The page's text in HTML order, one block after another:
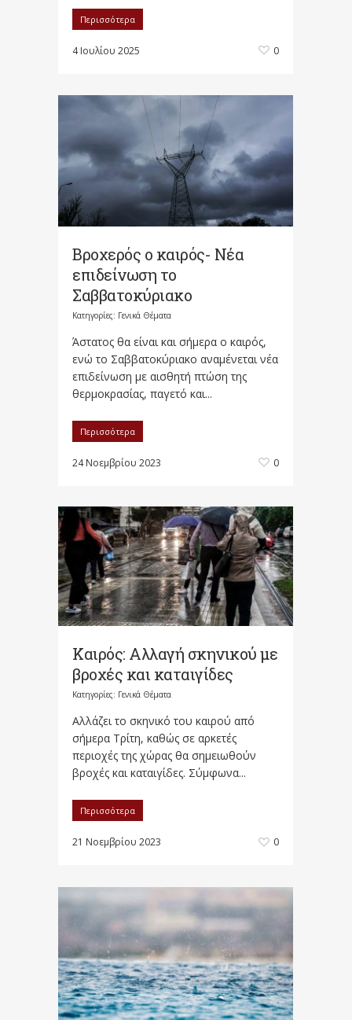
Περισσότερα
4 Ιουλίου 2025 0
Βροχερός ο καιρός- Νέα
επιδείνωση το
Σαββατοκύριακο
Κατηγορίες: Γενικά Θέματα
Άστατος θα είναι και σήμερα ο καιρός,
ενώ το Σαββατοκύριακο αναμένεται νέα
επιδείνωση με αισθητή πτώση της
θερμοκρασίας, παγετό και...
Περισσότερα
24 Νοεμβρίου 2023 0
Καιρός: Αλλαγή σκηνικού με
βροχές και καταιγίδες
Κατηγορίες: Γενικά Θέματα
Αλλάζει το σκηνικό του καιρού από
σήμερα Τρίτη, καθώς σε αρκετές
περιοχές της χώρας θα σημειωθούν
βροχές και καταιγίδες. Σύμφωνα...
Περισσότερα
21 Νοεμβρίου 2023 0